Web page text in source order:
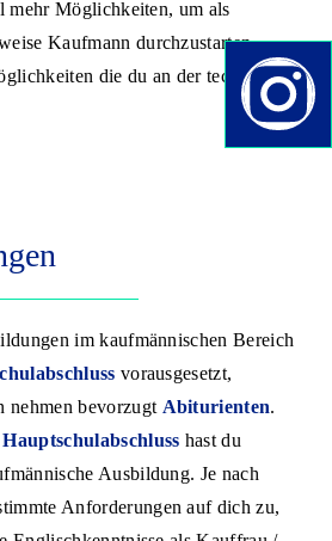
mehr Möglichkeiten, um als
Kaufmann durchzustarten.
die du an der techma
im kaufmännischen Bereich
vorausgesetzt,
nehmen bevorzugt Abiturienten.
Hauptschulabschluss hast du
Ausbildung. Je nach
Anforderungen auf dich zu,